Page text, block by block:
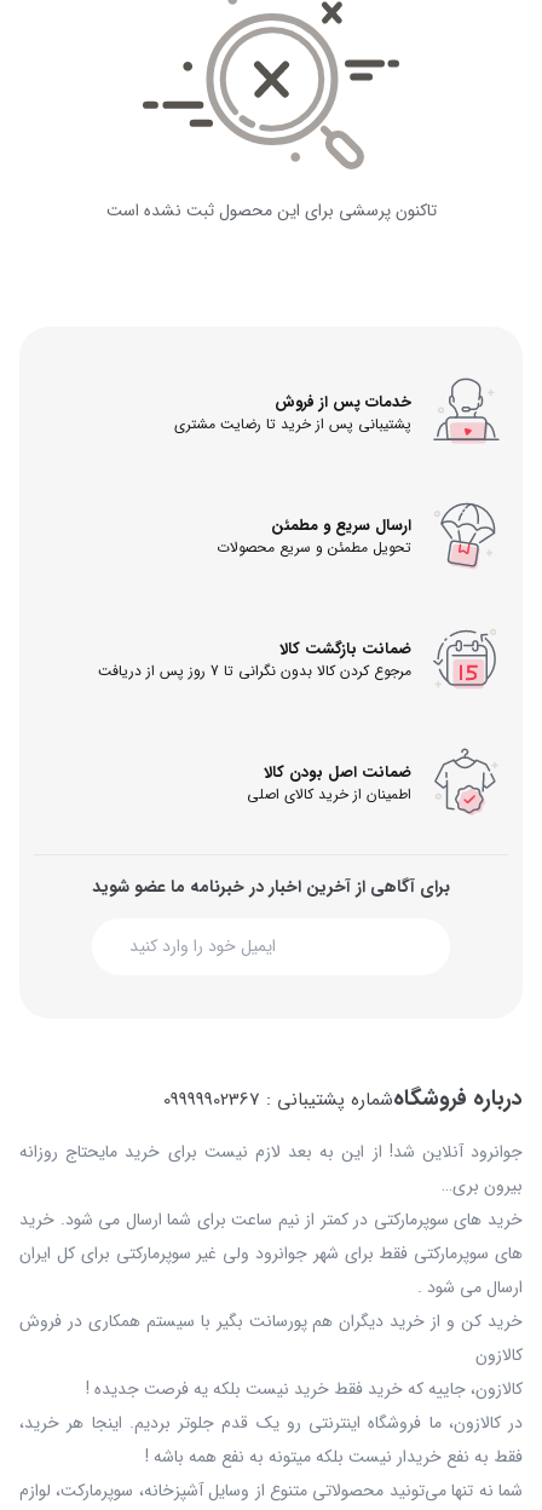
تاکنون پرسشی برای این محصول ثبت نشده است
خدمات پس از فروش
پشتیبانی پس از خرید تا رضایت مشتری
ارسال سریع و مطمئن
تحویل مطمئن و سریع محصولات
ضمانت بازگشت کالا
مرجوع کردن کالا بدون نگرانی تا 7 روز پس از دریافت
ضمانت اصل بودن کالا
اطمینان از خرید کالای اصلی
برای آگاهی از آخرین اخبار در خبرنامه ما عضو شوید
درباره فروشگاهشماره پشتیبانی : 09999902367
جوانرود آنلاین شد! از این به بعد لازم نیست برای خرید مایحتاج روزانه
بیرون بری…
خرید های سوپرمارکتی در کمتر از نیم ساعت برای شما ارسال می شود. خرید
های سوپرمارکتی فقط برای شهر جوانرود ولی غیر سوپرمارکتی برای کل ایران
ارسال می شود .
خرید کن و از خرید دیگران هم پورسانت بگیر با سیستم همکاری در فروش
کالازون
کالازون، جاییه که خرید فقط خرید نیست بلکه یه فرصت جدیده !
در کالازون، ما فروشگاه اینترنتی رو یک قدم جلوتر بردیم. اینجا هر خرید،
فقط به نفع خریدار نیست بلکه میتونه به نفع همه باشه !
شما نه‌ تنها می‌تونید محصولاتی متنوع از وسایل آشپزخانه، سوپرمارکت، لوازم